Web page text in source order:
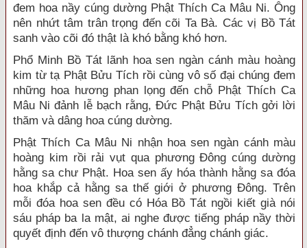
đem hoa nầy cúng dường Phật Thích Ca Mâu Ni. Ông
nên nhứt tâm trân trọng đến cõi Ta Bà. Các vị Bồ Tát
sanh vào cõi đó thật là khó bằng khó hơn.
Phổ Minh Bồ Tát lãnh hoa sen ngàn cánh màu hoàng
kim từ tạ Phật Bửu Tích rồi cùng vô số đại chúng đem
những hoa hương phan lọng đến chỗ Phật Thích Ca
Mâu Ni đảnh lễ bạch rằng, Đức Phật Bửu Tích gởi lời
thăm và dâng hoa cúng dường.
Phật Thích Ca Mâu Ni nhận hoa sen ngàn cánh màu
hoàng kim rồi rải vụt qua phương Đông cúng dường
hằng sa chư Phật. Hoa sen ấy hóa thành hằng sa đóa
hoa khắp cả hằng sa thế giới ở phương Đông. Trên
mỗi đóa hoa sen đều có Hóa Bồ Tát ngồi kiết già nói
sáu pháp ba la mật, ai nghe được tiếng pháp nầy thời
quyết định đến vô thượng chánh đẳng chánh giác.